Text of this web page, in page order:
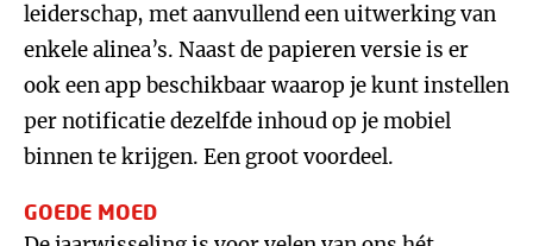
leiderschap, met aanvullend een uitwerking van
enkele alinea’s. Naast de papieren versie is er
ook een app beschikbaar waarop je kunt instellen
per notificatie dezelfde inhoud op je mobiel
binnen te krijgen. Een groot voordeel.
GOEDE MOED